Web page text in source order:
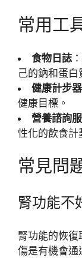
常用工
食物日誌
己的鈉和蛋白
健康計步器
健康目標。
營養諮詢
性化的飲食計
常見問
腎功能不
腎功能的恢復
傷是有機會通